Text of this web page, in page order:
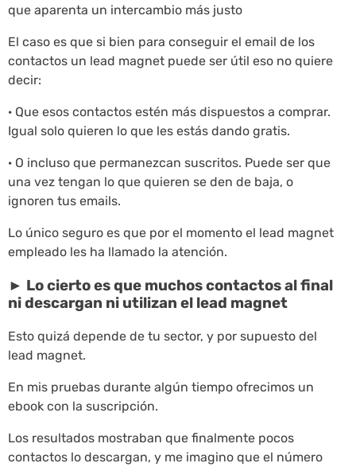
que aparenta un intercambio más justo
El caso es que si bien para conseguir el email de los
contactos un lead magnet puede ser útil eso no quiere
decir:
· Que esos contactos estén más dispuestos a comprar.
Igual solo quieren lo que les estás dando gratis.
· O incluso que permanezcan suscritos. Puede ser que
una vez tengan lo que quieren se den de baja, o
ignoren tus emails.
Lo único seguro es que por el momento el lead magnet
empleado les ha llamado la atención.
► Lo cierto es que muchos contactos al final
ni descargan ni utilizan el lead magnet
Esto quizá depende de tu sector, y por supuesto del
lead magnet.
En mis pruebas durante algún tiempo ofrecimos un
ebook con la suscripción.
Los resultados mostraban que finalmente pocos
contactos lo descargan, y me imagino que el número